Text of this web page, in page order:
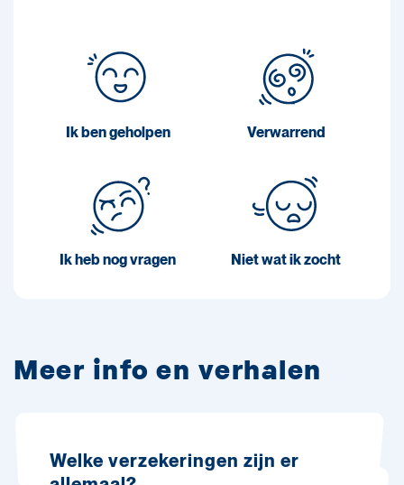
Ik ben geholpen Verwarrend
Ik heb nog vragen Niet wat ik zocht
Meer info en verhalen
Welke verzekeringen zijn er